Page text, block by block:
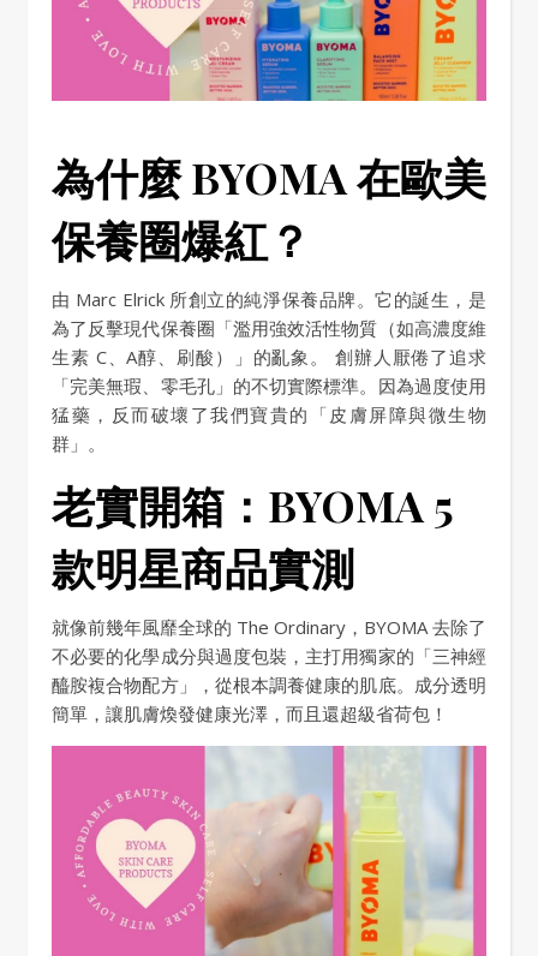
為什麼 BYOMA 在歐美
保養圈爆紅？
由 Marc Elrick 所創立的純淨保養品牌。它的誕生，是
為了反擊現代保養圈「濫用強效活性物質（如高濃度維
生素 C、A醇、刷酸）」的亂象。 創辦人厭倦了追求
「完美無瑕、零毛孔」的不切實際標準。因為過度使用
猛藥，反而破壞了我們寶貴的「皮膚屏障與微生物
群」。
老實開箱：BYOMA 5
款明星商品實測
就像前幾年風靡全球的 The Ordinary，BYOMA 去除了
不必要的化學成分與過度包裝，主打用獨家的「三神經
醯胺複合物配方」，從根本調養健康的肌底。成分透明
簡單，讓肌膚煥發健康光澤，而且還超級省荷包！